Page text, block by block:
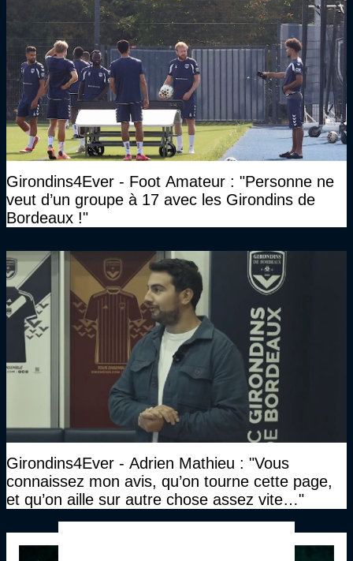
Girondins4Ever - Foot Amateur : "Personne ne
veut d’un groupe à 17 avec les Girondins de
Bordeaux !"
Girondins4Ever - Adrien Mathieu : "Vous
connaissez mon avis, qu’on tourne cette page,
et qu’on aille sur autre chose assez vite…"